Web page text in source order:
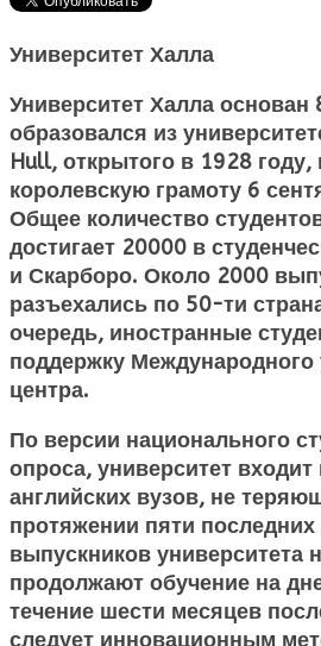
Университет Халла
Университет Халла основан
образовался из
Hull, открытого в 1928 году,
королевскую грамоту 6
Общее количество
достигает 20000 в
и Скарборо. Около 2000
разъехались по 50-ти
очередь, иностранные
поддержку Международного
центра.
По версии национального
опроса, университет
английских вузов, не
протяжении пяти последних
выпускников университета
продолжают обучение на
течение шести месяцев
следует инновационным